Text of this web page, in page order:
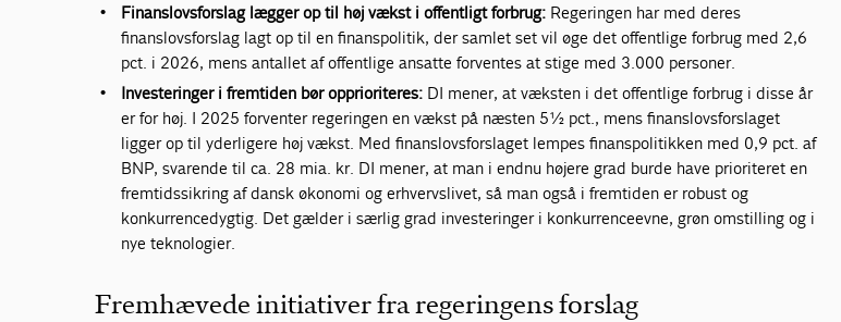
Finanslovsforslag lægger op til høj vækst i offentligt forbrug: Regeringen har med deres
finanslovsforslag lagt op til en finanspolitik, der samlet set vil øge det offentlige forbrug med 2,6
pct. i 2026, mens antallet af offentlige ansatte forventes at stige med 3.000 personer.
Investeringer i fremtiden bør opprioriteres: DI mener, at væksten i det offentlige forbrug i disse år
er for høj. I 2025 forventer regeringen en vækst på næsten 5½ pct., mens finanslovsforslaget
ligger op til yderligere høj vækst. Med finanslovsforslaget lempes finanspolitikken med 0,9 pct. af
BNP, svarende til ca. 28 mia. kr. DI mener, at man i endnu højere grad burde have prioriteret en
fremtidssikring af dansk økonomi og erhvervslivet, så man også i fremtiden er robust og
konkurrencedygtig. Det gælder i særlig grad investeringer i konkurrenceevne, grøn omstilling og i
nye teknologier.
Fremhævede initiativer fra regeringens forslag